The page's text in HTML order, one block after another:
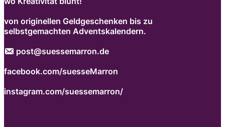
von originellen Geldgeschenken bis zu
selbstgemachten Adventskalendern.
post@suessemarron.de
facebook.com/suesseMarron
instagram.com/suessemarron/